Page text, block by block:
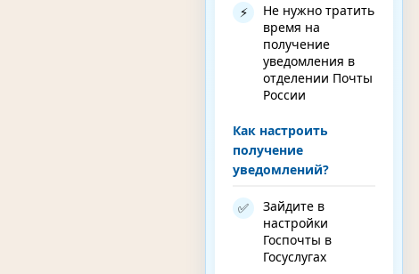
⚡
Не нужно тратить
время на
получение
уведомления в
отделении Почты
России
Как настроить
получение
уведомлений?
✅
Зайдите в
настройки
Госпочты в
Госуслугах